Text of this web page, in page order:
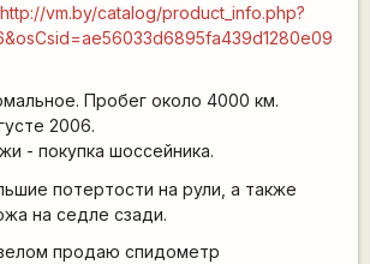
http://vm.by/catalog/product_info.php?
Пробег около 4000 км.
2006.
- покупка шоссейника.
потертости на рули, а также
на седле сзади.
продаю спидометр